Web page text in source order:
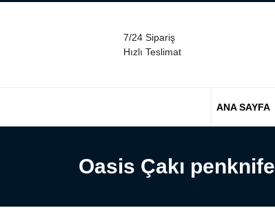
7/24 Sipariş
Hızlı Teslimat
ANA SAYFA
Oasis Çakı penknife